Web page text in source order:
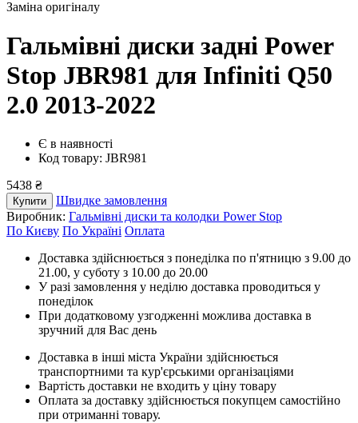
Заміна оригіналу
Гальмівні диски задні Power
Stop JBR981 для Infiniti Q50
2.0 2013-2022
Є в наявності
Код товару: JBR981
5438 ₴
Купити
Швидке замовлення
Виробник: Гальмівні диски та колодки Power Stop
По Києву По Україні Оплата
Доставка здійснюється з понеділка по п'ятницю з 9.00 до
21.00, у суботу з 10.00 до 20.00
У разі замовлення у неділю доставка проводиться у
понеділок
При додатковому узгодженні можлива доставка в
зручний для Вас день
Доставка в інші міста України здійснюється
транспортними та кур'єрськими організаціями
Вартість доставки не входить у ціну товару
Оплата за доставку здійснюється покупцем самостійно
при отриманні товару.